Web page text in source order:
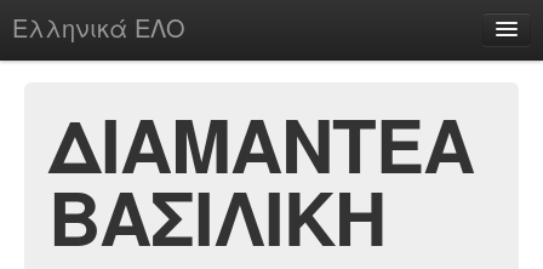
Ελληνικά ΕΛΟ
chesstu.be @ discord
Login
ΔΙΑΜΑΝΤΕΑ
ΒΑΣΙΛΙΚΗ